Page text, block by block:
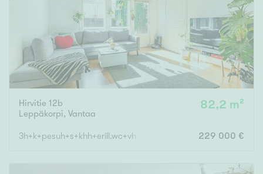
Hirvitie 12b
Leppäkorpi, Vantaa
82,2 m²
3h+k+pesuh+s+khh+erill.wc+vh+var. 229 000 €